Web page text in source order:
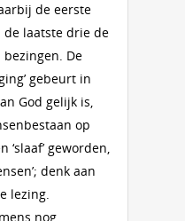
de eerste
laatste drie de
De
gebeurt in
God gelijk is,
op
‘slaaf’ geworden,
denk aan
lezing.
nog